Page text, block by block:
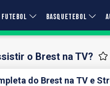
FUTEBOL BASQUETEBOL
o Brest na TV?
do Brest na TV e